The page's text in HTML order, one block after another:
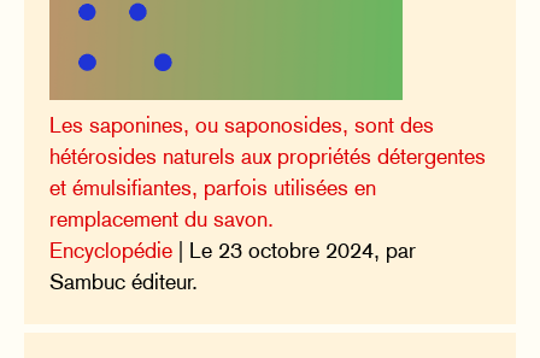
Les saponines, ou saponosides, sont des
hétérosides naturels aux propriétés détergentes
et émulsifiantes, parfois utilisées en
remplacement du savon.
Encyclopédie | Le 23 octobre 2024, par
Sambuc éditeur.